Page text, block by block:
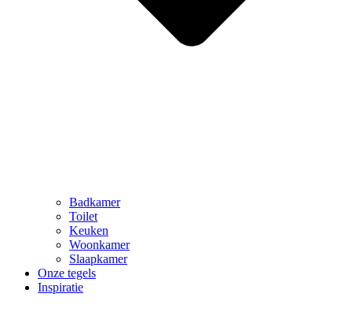
Badkamer
Toilet
Keuken
Woonkamer
Slaapkamer
Onze tegels
Inspiratie